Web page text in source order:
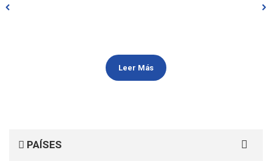
Leer Más
PAÍSES